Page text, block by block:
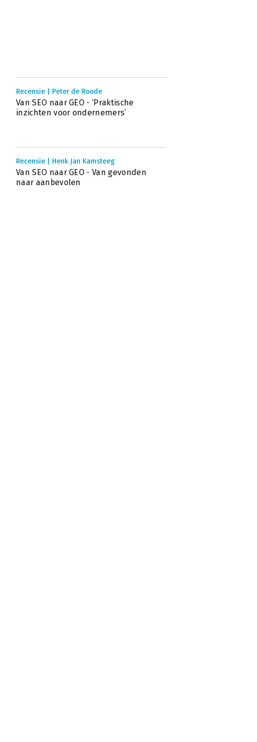
Recensie | Peter de Roode
Van SEO naar GEO - ‘Praktische
inzichten voor ondernemers’
Recensie | Henk Jan Kamsteeg
Van SEO naar GEO - Van gevonden
naar aanbevolen